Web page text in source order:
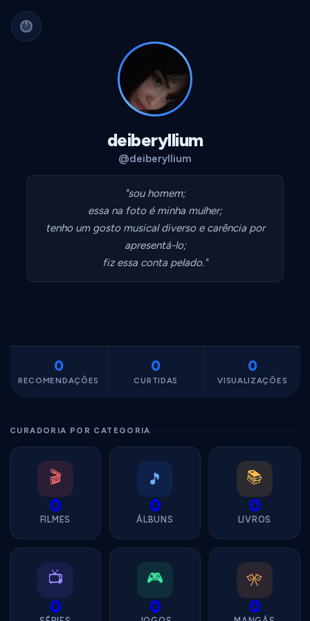
Arquivo Cultural Permanente
Filmes, álbuns, livros e
séries guardados para sempre.
Sua curadoria pode
migrar para qualquer plataforma.
Exportável, interoperável,
deiberyllium
@deiberyllium
"sou homem;
essa na foto é minha mulher;
tenho um gosto musical diverso e carência por
apresentá-lo;
fiz essa conta pelado."
0
RECOMENDAÇÕES
0
CURTIDAS
0
VISUALIZAÇÕES
CURADORIA POR CATEGORIA
🎬
0
FILMES
🎵
0
ÁLBUNS
📚
0
LIVROS
📺
0
🎮
0
🎌
0